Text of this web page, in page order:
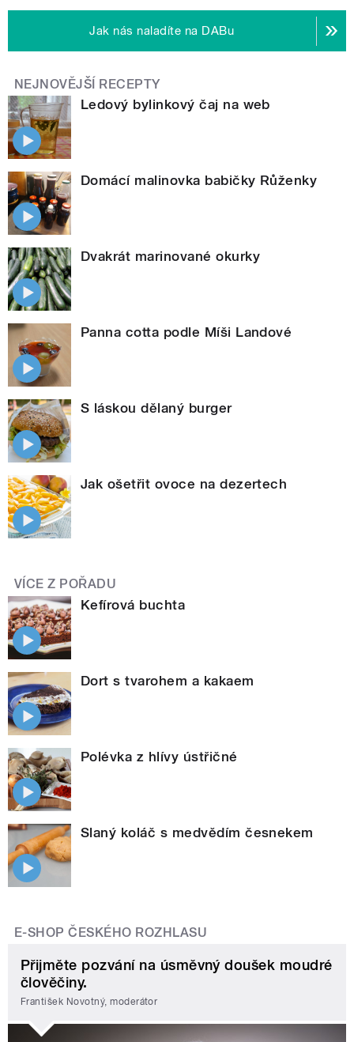
Jak nás naladíte na DABu
NEJNOVĚJŠÍ RECEPTY
Ledový bylinkový čaj na web
Domácí malinovka babičky Růženky
Dvakrát marinované okurky
Panna cotta podle Míši Landové
S láskou dělaný burger
Jak ošetřit ovoce na dezertech
VÍCE Z POŘADU
Kefírová buchta
Dort s tvarohem a kakaem
Polévka z hlívy ústřičné
Slaný koláč s medvědím česnekem
E-SHOP ČESKÉHO ROZHLASU
Přijměte pozvání na úsměvný doušek moudré
člověčiny.
František Novotný, moderátor